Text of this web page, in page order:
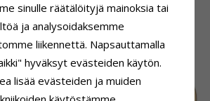
TUOTTEET
sinulle räätälöityjä mainoksia tai
ja analysoidaksemme
liikennettä. Napsauttamalla
hyväksyt evästeiden käytön.
lisää evästeiden ja muiden